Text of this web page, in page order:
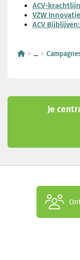
ACV-
VZW
ACV
...
Je